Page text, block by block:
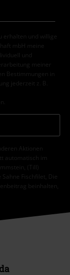
erhalten und willige
mbH meine
und
meiner
Bestimmungen in
jederzeit z. B.
Aktionen
automatisch im
(Till)
Sahne Fischfilet, Die
beinhalten,